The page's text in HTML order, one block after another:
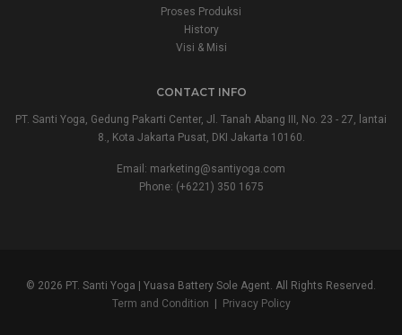
Proses Produksi
History
Visi & Misi
CONTACT INFO
PT. Santi Yoga, Gedung Pakarti Center, Jl. Tanah Abang III, No. 23 - 27, lantai
8., Kota Jakarta Pusat, DKI Jakarta 10160.
Email: marketing@santiyoga.com
Phone: (+6221) 350 1675
© 2026 PT. Santi Yoga | Yuasa Battery Sole Agent. All Rights Reserved.
Term and Condition
Privacy Policy